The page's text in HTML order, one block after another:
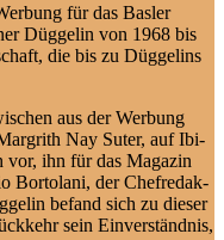
für das Bas­ler
Düg­ge­lin von 1968 bis
die bis zu Düg­ge­lins
aus der Wer­bung
Nay Su­ter, auf Ibi­
vor, ihn für das Ma­ga­zin
Bor­to­la­ni, der Chef­re­dak­
be­fand sich zu die­ser
sein Ein­ver­ständ­nis,